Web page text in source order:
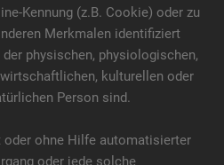
Kennung (z.B. Cookie) oder zu
Merkmalen identifiziert
physischen, physiologischen,
kulturellen oder
Person sind.
oder ohne Hilfe automatisierter
oder jede solche